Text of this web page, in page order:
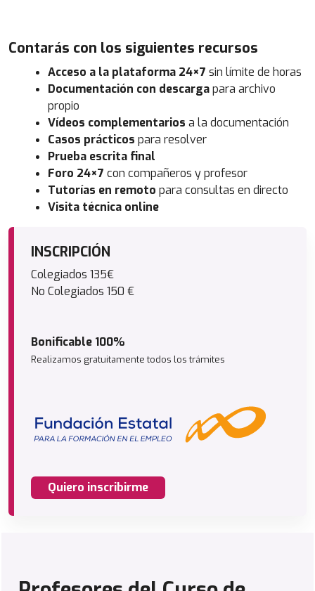
Contarás con los siguientes recursos
Acceso a la plataforma 24×7 sin límite de horas
Documentación con descargapara archivo
propio
Vídeos complementarios a la documentación
Casos prácticos para resolver
Prueba escrita final
Foro 24×7 con compañeros y profesor
Tutorías en remoto para consultas en directo
Visita técnica online
INSCRIPCIÓN
Colegiados 135€
No Colegiados 150 €
Bonificable 100%
Realizamos gratuitamente todos los trámites
Quiero inscribirme